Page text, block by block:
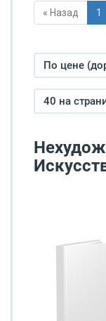
« Назад 1
По цене
40 на